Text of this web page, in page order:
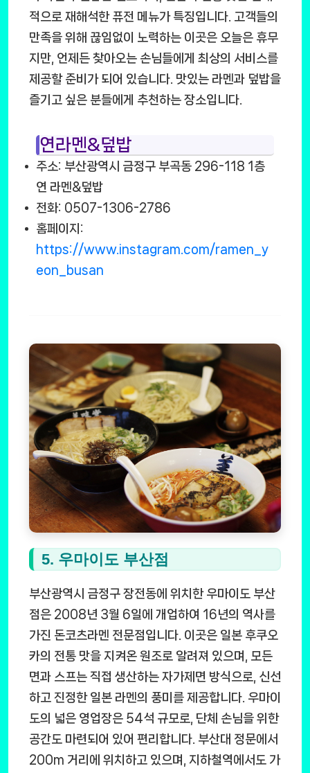
적으로 재해석한 퓨전 메뉴가 특징입니다. 고객들의
만족을 위해 끊임없이 노력하는 이곳은 오늘은 휴무
지만, 언제든 찾아오는 손님들에게 최상의 서비스를
제공할 준비가 되어 있습니다. 맛있는 라멘과 덮밥을
즐기고 싶은 분들에게 추천하는 장소입니다.
연라멘&덮밥
주소: 부산광역시 금정구 부곡동 296-118 1층
연 라멘&덮밥
전화: 0507-1306-2786
홈페이지:
https://www.instagram.com/ramen_y
eon_busan
5. 우마이도 부산점
부산광역시 금정구 장전동에 위치한 우마이도 부산
점은 2008년 3월 6일에 개업하여 16년의 역사를
가진 돈코츠라멘 전문점입니다. 이곳은 일본 후쿠오
카의 전통 맛을 지켜온 원조로 알려져 있으며, 모든
면과 스프는 직접 생산하는 자가제면 방식으로, 신선
하고 진정한 일본 라멘의 풍미를 제공합니다. 우마이
도의 넓은 영업장은 54석 규모로, 단체 손님을 위한
공간도 마련되어 있어 편리합니다. 부산대 정문에서
200m 거리에 위치하고 있으며, 지하철역에서도 가